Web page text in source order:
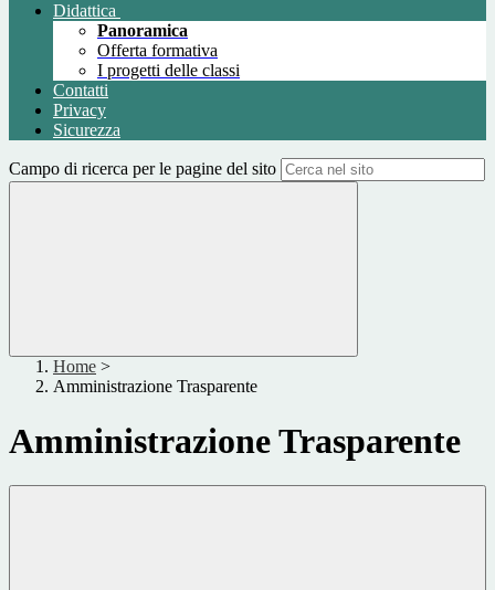
Didattica
Panoramica
Offerta formativa
I progetti delle classi
Contatti
Privacy
Sicurezza
Campo di ricerca per le pagine del sito
Home >
Amministrazione Trasparente
Amministrazione Trasparente